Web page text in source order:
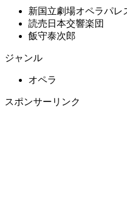
新国立劇場オペラパレ
読売日本交響楽団
飯守泰次郎
ジャンル
オペラ
スポンサーリンク